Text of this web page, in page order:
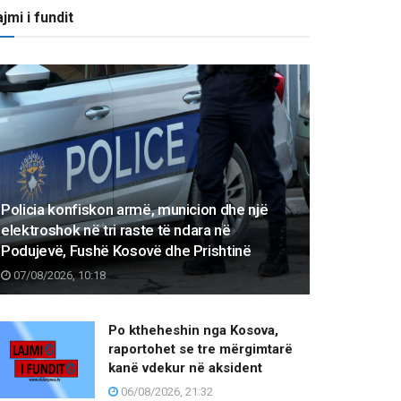
i fundit
Policia konfiskon armë, municion dhe një
elektroshok në tri raste të ndara në
Podujevë, Fushë Kosovë dhe Prishtinë
07/08/2026, 10:18
Po ktheheshin nga Kosova,
raportohet se tre mërgimtarë
kanë vdekur në aksident
06/08/2026, 21:32